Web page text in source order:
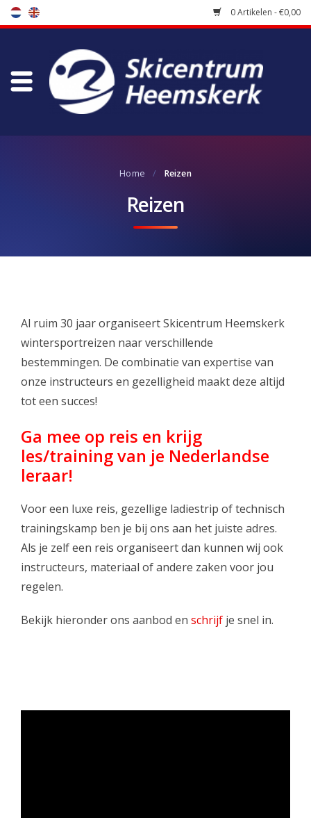
0 Artikelen - €0,00
Winkel
Skinext
Home / Reizen
Reizen
Al ruim 30 jaar organiseert Skicentrum Heemskerk
wintersportreizen naar verschillende
bestemmingen. De combinatie van expertise van
onze instructeurs en gezelligheid maakt deze altijd
tot een succes!
Ga mee op reis en krijg
les/training van je Nederlandse
leraar!
Voor een luxe reis, gezellige ladiestrip of technisch
trainingskamp ben je bij ons aan het juiste adres.
Als je zelf een reis organiseert dan kunnen wij ook
instructeurs, materiaal of andere zaken voor jou
regelen.
Bekijk hieronder ons aanbod en schrijf je snel in.